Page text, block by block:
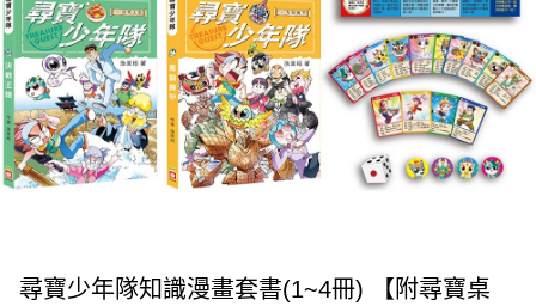
尋寶少年隊知識漫畫套書(1~4冊) 【附尋寶桌